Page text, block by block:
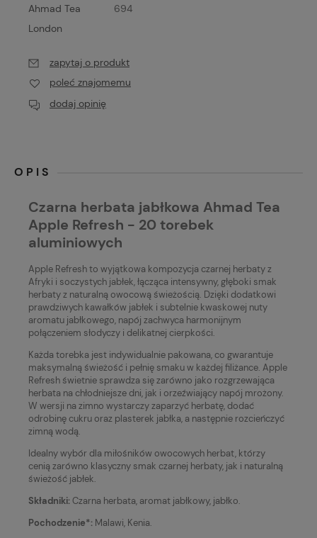
Ahmad Tea
London
694
zapytaj o produkt
poleć znajomemu
dodaj opinię
OPIS
Czarna herbata jabłkowa Ahmad Tea
Apple Refresh - 20 torebek
aluminiowych
Apple Refresh to wyjątkowa kompozycja czarnej herbaty z
Afryki i soczystych jabłek, łącząca intensywny, głęboki smak
herbaty z naturalną owocową świeżością. Dzięki dodatkowi
prawdziwych kawałków jabłek i subtelnie kwaskowej nuty
aromatu jabłkowego, napój zachwyca harmonijnym
połączeniem słodyczy i delikatnej cierpkości.
Każda torebka jest indywidualnie pakowana, co gwarantuje
maksymalną świeżość i pełnię smaku w każdej filiżance. Apple
Refresh świetnie sprawdza się zarówno jako rozgrzewająca
herbata na chłodniejsze dni, jak i orzeźwiający napój mrożony.
W wersji na zimno wystarczy zaparzyć herbatę, dodać
odrobinę cukru oraz plasterek jabłka, a następnie rozcieńczyć
zimną wodą.
Idealny wybór dla miłośników owocowych herbat, którzy
cenią zarówno klasyczny smak czarnej herbaty, jak i naturalną
świeżość jabłek.
Składniki:Czarna herbata, aromat jabłkowy, jabłko.
Pochodzenie*: Malawi, Kenia.